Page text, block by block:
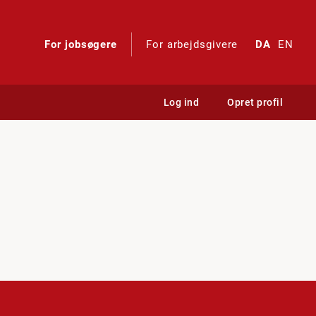
For jobsøgere For arbejdsgivere DA EN
Log ind Opret profil